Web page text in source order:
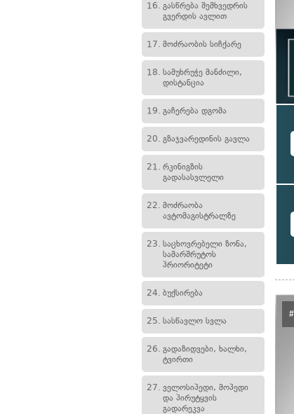
16. გასწრება შემხვედრის
გვერდის ავლით
17. მოძრაობის სიჩქარე
18. სამუხრუჭე მანძილი,
დისტანცია
19. გაჩერება დგომა
20. გზაჯვარედინის გავლა
21. რკინიგზის
გადასასვლელი
22. მოძრაობა
ავტომაგისტრალზე
23. საცხოვრებელი ზონა,
სამარშრუტოს
პრიორიტეტი
24. ბუქსირება
25. სასწავლო სვლა
26. გადაზიდვები, ხალხი,
ტვირთი
27. ველოსიპედი, მოპედი
და პირუტყვის
გადარეკვა